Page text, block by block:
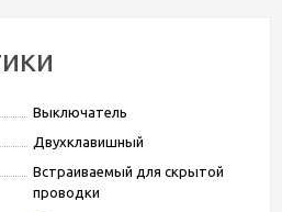
Выключатель
Двухклавишный
Встраиваемый для скрытой
проводки